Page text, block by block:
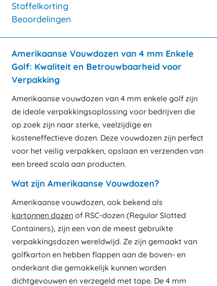
Staffelkorting
Beoordelingen
Amerikaanse Vouwdozen van 4 mm Enkele
Golf: Kwaliteit en Betrouwbaarheid voor
Verpakking
Amerikaanse vouwdozen van 4 mm enkele golf zijn
de ideale verpakkingsoplossing voor bedrijven die
op zoek zijn naar sterke, veelzijdige en
kosteneffectieve dozen. Deze vouwdozen zijn perfect
voor het veilig verpakken, opslaan en verzenden van
een breed scala aan producten.
Wat zijn Amerikaanse Vouwdozen?
Amerikaanse vouwdozen, ook bekend als
kartonnen dozen of RSC-dozen (Regular Slotted
Containers), zijn een van de meest gebruikte
verpakkingsdozen wereldwijd. Ze zijn gemaakt van
golfkarton en hebben flappen aan de boven- en
onderkant die gemakkelijk kunnen worden
dichtgevouwen en verzegeld met tape. De 4 mm